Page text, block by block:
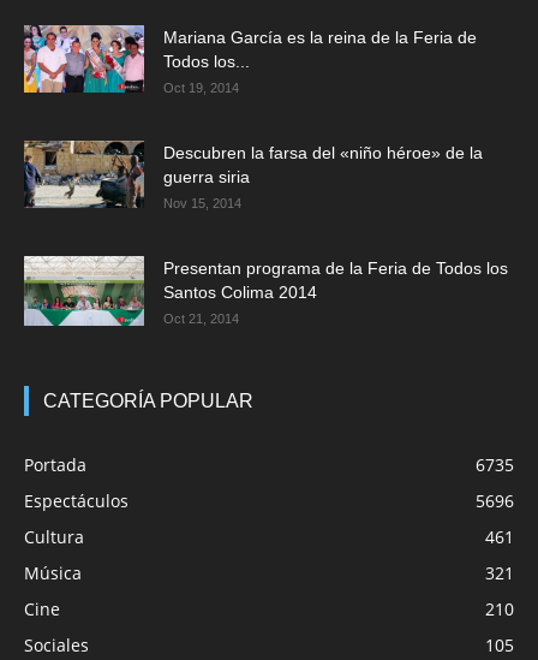
Mariana García es la reina de la Feria de
Todos los...
Oct 19, 2014
Descubren la farsa del «niño héroe» de la
guerra siria
Nov 15, 2014
Presentan programa de la Feria de Todos los
Santos Colima 2014
Oct 21, 2014
CATEGORÍA POPULAR
Portada
6735
Espectáculos
5696
Cultura
461
Música
321
Cine
210
Sociales
105